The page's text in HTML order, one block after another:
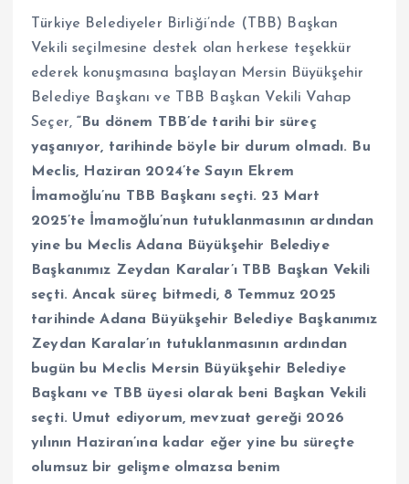
Türkiye Belediyeler Birliği’nde (TBB) Başkan
Vekili seçilmesine destek olan herkese teşekkür
ederek konuşmasına başlayan Mersin Büyükşehir
Belediye Başkanı ve TBB Başkan Vekili Vahap
Seçer, “Bu dönem TBB’de tarihi bir süreç
yaşanıyor, tarihinde böyle bir durum olmadı. Bu
Meclis, Haziran 2024’te Sayın Ekrem
İmamoğlu’nu TBB Başkanı seçti. 23 Mart
2025’te İmamoğlu’nun tutuklanmasının ardından
yine bu Meclis Adana Büyükşehir Belediye
Başkanımız Zeydan Karalar’ı TBB Başkan Vekili
seçti. Ancak süreç bitmedi, 8 Temmuz 2025
tarihinde Adana Büyükşehir Belediye Başkanımız
Zeydan Karalar’ın tutuklanmasının ardından
bugün bu Meclis Mersin Büyükşehir Belediye
Başkanı ve TBB üyesi olarak beni Başkan Vekili
seçti. Umut ediyorum, mevzuat gereği 2026
yılının Haziran’ına kadar eğer yine bu süreçte
olumsuz bir gelişme olmazsa benim